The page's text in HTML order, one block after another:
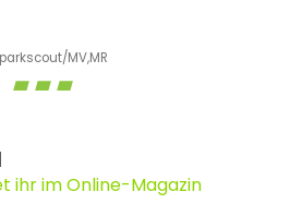
MV,MR
ihr im Online-Magazin